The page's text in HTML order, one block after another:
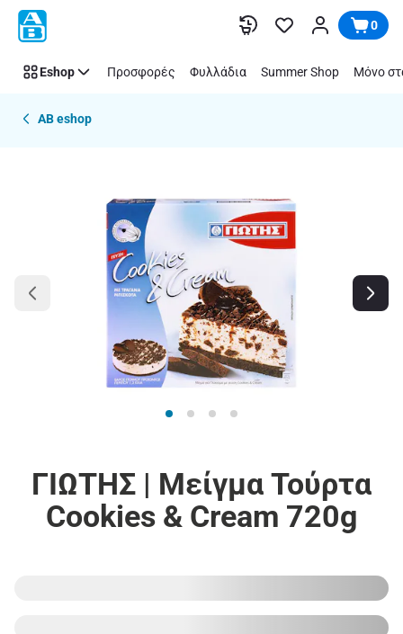
Παράλειψη 0
Eshop Προσφορές Φυλλάδια Summer Shop Μόνο
AB eshop
ΓΙΩΤΗΣ | Μείγμα Τούρτα
Cookies & Cream 720g